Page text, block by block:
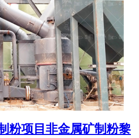
粉项目非金属矿制粉黎